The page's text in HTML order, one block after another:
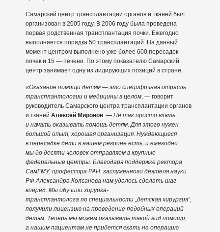
Самарский центр трансплантации органов и тканей был
организован в 2005 году. В 2006 году была проведена
первая родственная трансплантация почки. Ежегодно
выполняется порядка 50 трансплантаций. На данный
момент центром выполнено уже более 600 пересадок
почек и 15 — печени. По этому показателю Самарский
центр занимает одну из лидирующих позиций в стране.
«Оказание помощи детям — это специфичная отрасль
трансплантологии и медицины в целом, — говорит
руководитель Самарского центра трансплантации органов
и тканей Алексей Миронов. — Не так просто взять
и начать оказывать помощь детям. Для этого нужен
большой опыт, хорошая организация. Нуждающиеся
в пересадке дети в нашем регионе есть, и ежегодно
мы до десяти человек отправляем в крупные
федеральные центры. Благодаря поддержке ректора
СамГМУ, профессора РАН, заслуженного деятеля науки
РФ Александра Колсанова нам удалось сделать шаг
вперед. Мы обучили хирурга-
трансплантолога по специальности „детская хирургия“,
получили лицензию на проведение подобных операций
детям. Теперь мы можем оказывать такой вид помощи,
а нашим пациентам не придется ехать на операцию